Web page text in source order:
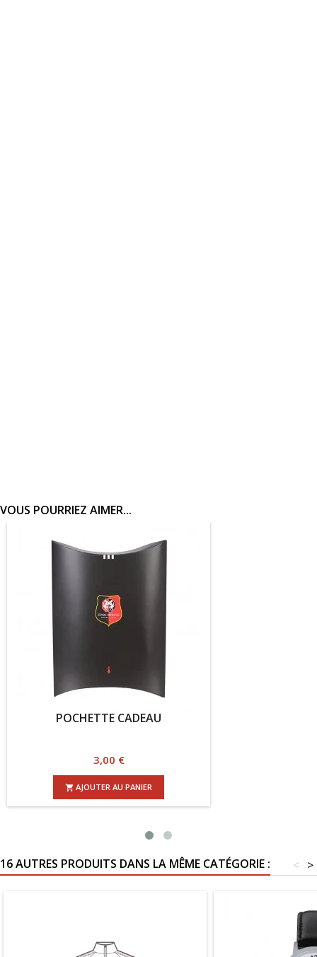
VOUS POURRIEZ AIMER...
POCHETTE CADEAU
AJOUTER AU PANIER
16 AUTRES PRODUITS DANS LA MÊME CATÉGORIE : >
<